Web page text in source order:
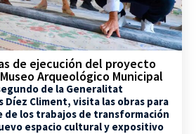
de ejecución del proyecto
Arqueológico Municipal
de la Generalitat
Díez Climent, visita las obras para
de los trabajos de transformación
espacio cultural y expositivo